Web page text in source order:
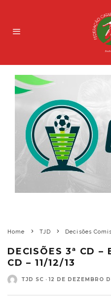
Home TJD Decisões
DECISÕES 3ª CD –
CD – 11/12/13
TJD SC · 12 DE DEZEMBRO